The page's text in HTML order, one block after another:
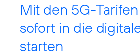
Mit den 5G-
sofort in die
starten